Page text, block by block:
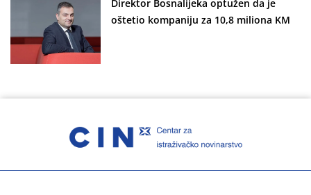
Direktor Bosnalijeka optužen da je
oštetio kompaniju za 10,8 miliona KM